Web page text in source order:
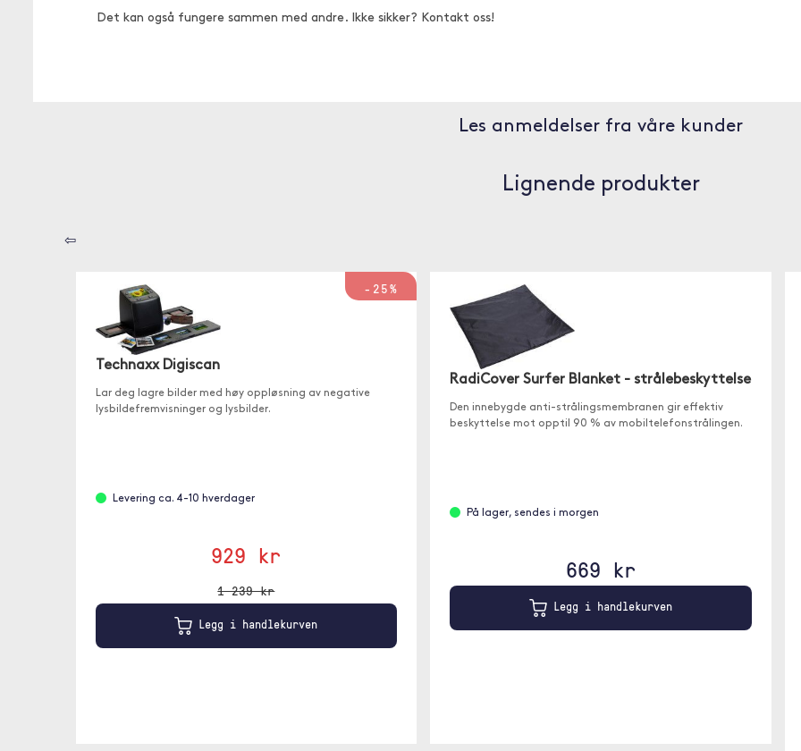
Det kan også fungere sammen med andre. Ikke sikker? Kontakt oss!
Les anmeldelser fra våre kunder
Lignende produkter
⇦
-25%
Technaxx Digiscan
Lar deg lagre bilder med høy oppløsning av negative
lysbildefremvisninger og lysbilder.
Levering ca. 4-10 hverdager
929 kr
1 239 kr
Legg i handlekurven
RadiCover Surfer Blanket - strålebeskyttelse
Den innebygde anti-strålingsmembranen gir effektiv
beskyttelse mot opptil 90 % av mobiltelefonstrålingen.
På lager, sendes i morgen
669 kr
Legg i handlekurven